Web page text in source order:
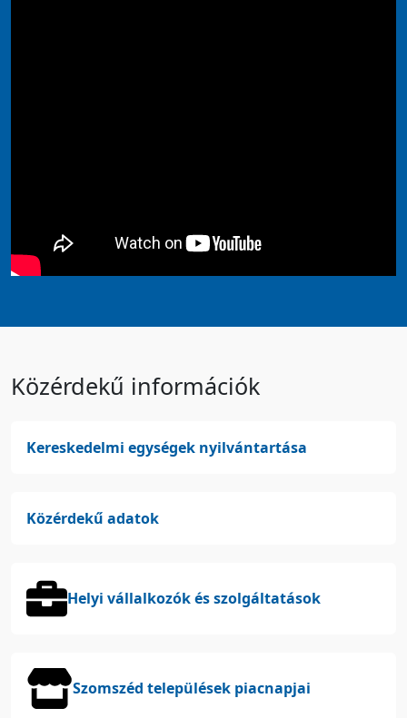
Közérdekű információk
Kereskedelmi egységek nyilvántartása
Közérdekű adatok
Helyi vállalkozók és szolgáltatások
Szomszéd települések piacnapjai